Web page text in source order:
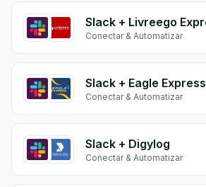
Slack + Livreego
Conectar & Automatizar
Slack + Eagle
Conectar & Automatizar
Slack + Digylog
Conectar & Automatizar